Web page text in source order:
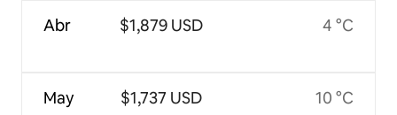
Abr
May
$1,879 USD
$1,737 USD
4 °C
10 °C